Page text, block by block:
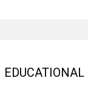
EDUCATIONAL